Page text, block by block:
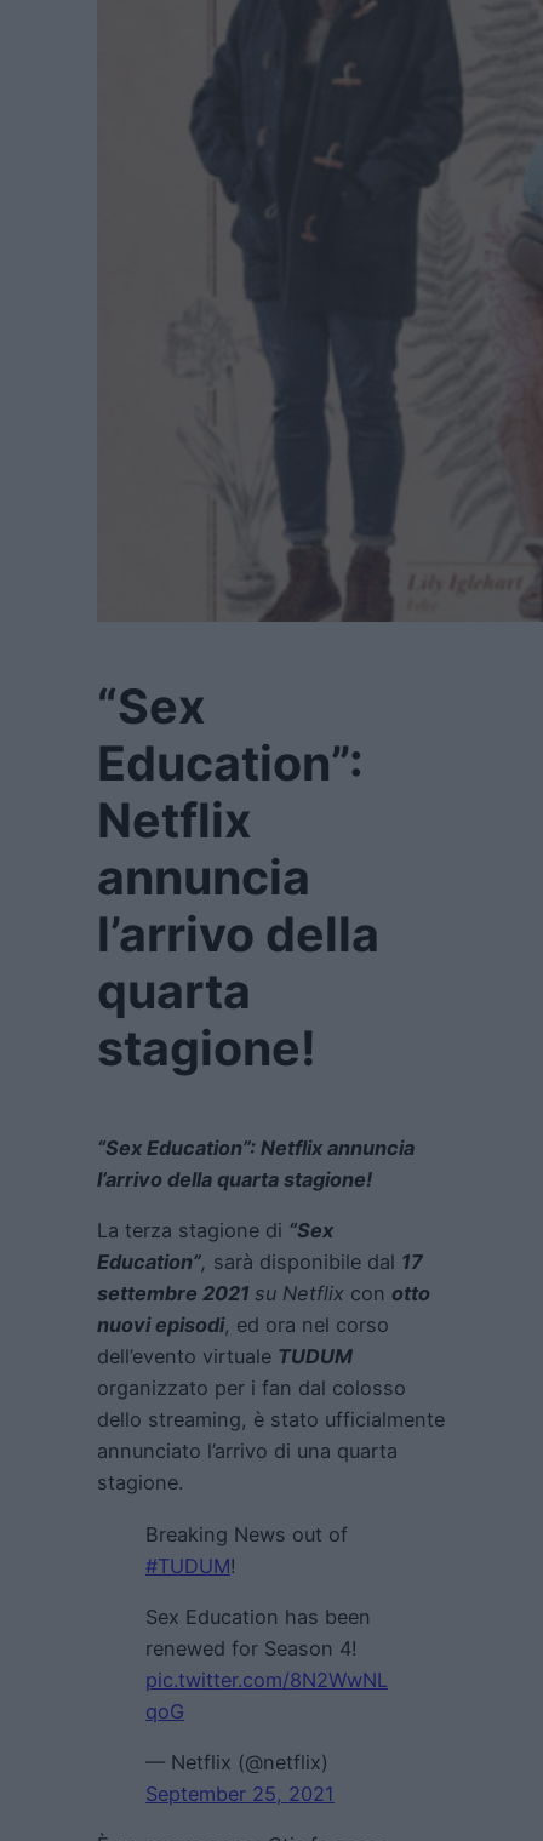
“Sex
Education”:
Netflix
annuncia
l’arrivo della
quarta
stagione!
“Sex Education”: Netflix annuncia
l’arrivo della quarta stagione!
La terza stagione di “Sex
Education”, sarà disponibile dal 17
settembre 2021 su Netflix con otto
nuovi episodi, ed ora nel corso
dell’evento virtuale TUDUM
organizzato per i fan dal colosso
dello streaming, è stato ufficialmente
annunciato l’arrivo di una quarta
stagione.
Breaking News out of
#TUDUM!
Sex Education has been
renewed for Season 4!
pic.twitter.com/8N2WwNL
qoG
— Netflix (@netflix)
September 25, 2021